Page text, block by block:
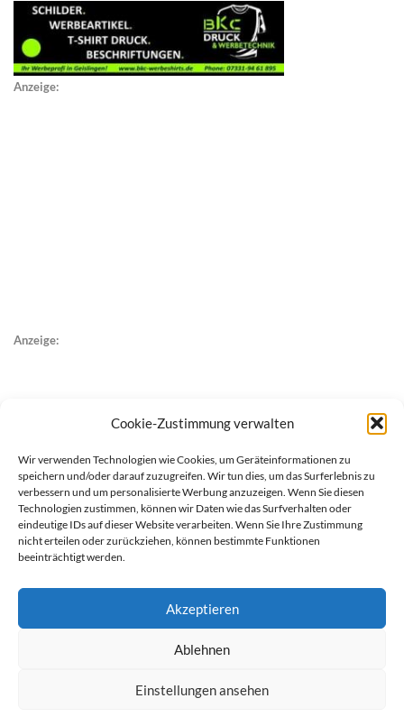
Cookie-Zustimmung verwalten
Wir verwenden Technologien wie Cookies, um Geräteinformationen zu
speichern und/oder darauf zuzugreifen. Wir tun dies, um das Surferlebnis zu
verbessern und um personalisierte Werbung anzuzeigen. Wenn Sie diesen
Technologien zustimmen, können wir Daten wie das Surfverhalten oder
eindeutige IDs auf dieser Website verarbeiten. Wenn Sie Ihre Zustimmung
nicht erteilen oder zurückziehen, können bestimmte Funktionen
beeinträchtigt werden.
Akzeptieren
Ablehnen
Einstellungen ansehen
Anzeige:
Anzeige: